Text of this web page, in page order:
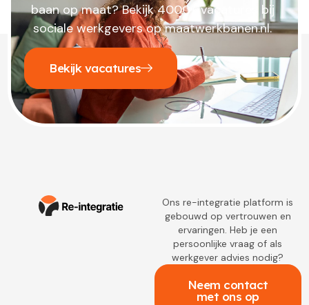
baan op maat? Bekijk 4000+ vacatures bij
sociale werkgevers op maatwerkbanen.nl.
Bekijk vacatures
Ons re-integratie platform is
gebouwd op vertrouwen en
ervaringen. Heb je een
persoonlijke vraag of als
werkgever advies nodig?
Neem contact
met ons op